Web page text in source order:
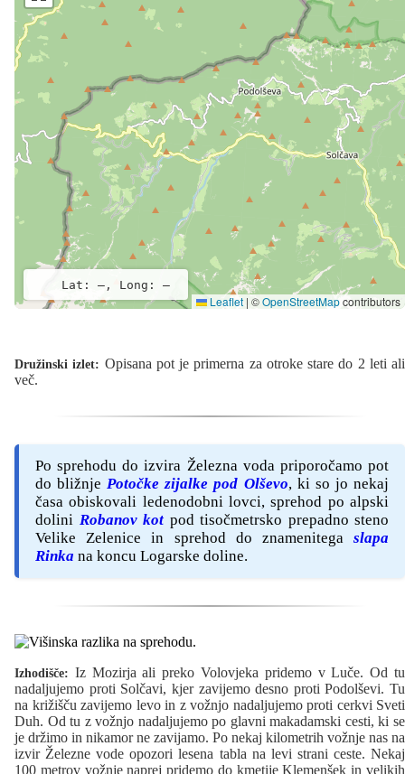
Lat: –, Long: –
Leaflet | ©OpenStreetMapcontributors
Družinski izlet: Opisana pot je primerna za otroke stare do 2 leti ali
več.
Po sprehodu do izvira Železna voda priporočamo pot
do bližnjePotočke zijalke pod Olševo, ki so jo nekaj
časa obiskovali ledenodobni lovci, sprehod po alpski
dolini Robanov kot pod tisočmetrsko prepadno steno
Velike Zelenice in sprehod do znamenitega slapa
Rinka na koncu Logarske doline.
Izhodišče: Iz Mozirja ali preko Volovjeka pridemo v Luče. Od tu
nadaljujemo proti Solčavi, kjer zavijemo desno proti Podolševi. Tu
na križišču zavijemo levo in z vožnjo nadaljujemo proti cerkvi Sveti
Duh. Od tu z vožnjo nadaljujemo po glavni makadamski cesti, ki se
je držimo in nikamor ne zavijamo. Po nekaj kilometrih vožnje nas na
izvir Železne vode opozori lesena tabla na levi strani ceste. Nekaj
100 metrov vožnje naprej pridemo do kmetije Klemenšek in velikih